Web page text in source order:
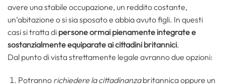
avere una stabile occupazione, un reddito costante,
un’abitazione o si sia sposato e abbia avuto figli. In questi
casi si tratta di persone ormai pienamente integrate e
sostanzialmente equiparate ai cittadini britannici.
Dal punto di vista strettamente legale avranno due opzioni:
Potranno richiedere la cittadinanzabritannica oppure un